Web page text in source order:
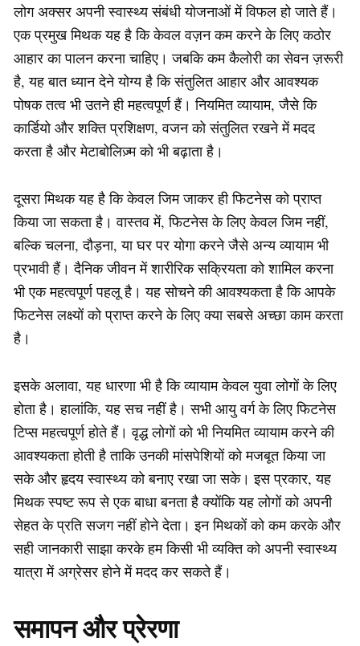
लोग अक्सर अपनी स्वास्थ्य संबंधी योजनाओं में विफल हो जाते हैं।
एक प्रमुख मिथक यह है कि केवल वज़न कम करने के लिए कठोर
आहार का पालन करना चाहिए। जबकि कम कैलोरी का सेवन ज़रूरी
है, यह बात ध्यान देने योग्य है कि संतुलित आहार और आवश्यक
पोषक तत्व भी उतने ही महत्वपूर्ण हैं। नियमित व्यायाम, जैसे कि
कार्डियो और शक्ति प्रशिक्षण, वजन को संतुलित रखने में मदद
करता है और मेटाबोलिज़्म को भी बढ़ाता है।
दूसरा मिथक यह है कि केवल जिम जाकर ही फिटनेस को प्राप्त
किया जा सकता है। वास्तव में, फिटनेस के लिए केवल जिम नहीं,
बल्कि चलना, दौड़ना, या घर पर योगा करने जैसे अन्य व्यायाम भी
प्रभावी हैं। दैनिक जीवन में शारीरिक सक्रियता को शामिल करना
भी एक महत्वपूर्ण पहलू है। यह सोचने की आवश्यकता है कि आपके
फिटनेस लक्ष्यों को प्राप्त करने के लिए क्या सबसे अच्छा काम करता
है।
इसके अलावा, यह धारणा भी है कि व्यायाम केवल युवा लोगों के लिए
होता है। हालांकि, यह सच नहीं है। सभी आयु वर्ग के लिए फिटनेस
टिप्स महत्वपूर्ण होते हैं। वृद्ध लोगों को भी नियमित व्यायाम करने की
आवश्यकता होती है ताकि उनकी मांसपेशियों को मजबूत किया जा
सके और हृदय स्वास्थ्य को बनाए रखा जा सके। इस प्रकार, यह
मिथक स्पष्ट रूप से एक बाधा बनता है क्योंकि यह लोगों को अपनी
सेहत के प्रति सजग नहीं होने देता। इन मिथकों को कम करके और
सही जानकारी साझा करके हम किसी भी व्यक्ति को अपनी स्वास्थ्य
यात्रा में अग्रेसर होने में मदद कर सकते हैं।
समापन और प्रेरणा